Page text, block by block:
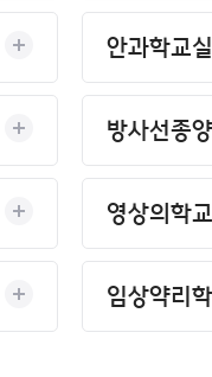
안과학교실
방사선종
영상의학
임상약리